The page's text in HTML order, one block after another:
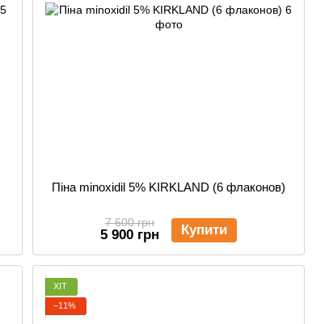
Піна minoxidil 5% KIRKLAND (6 флаконов)
7 600 грн
5 900 грн Купити
ХІТ
−11%